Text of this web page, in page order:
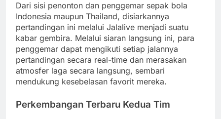
Dari sisi penonton dan penggemar sepak bola
Indonesia maupun Thailand, disiarkannya
pertandingan ini melalui Jalalive menjadi suatu
kabar gembira. Melalui siaran langsung ini, para
penggemar dapat mengikuti setiap jalannya
pertandingan secara real-time dan merasakan
atmosfer laga secara langsung, sembari
mendukung kesebelasan favorit mereka.
Perkembangan Terbaru Kedua Tim